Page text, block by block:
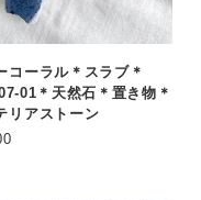
コーラル＊スラブ＊
01＊天然石＊置き物＊
リアストーン